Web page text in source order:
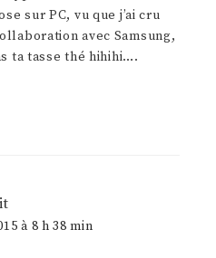
sur PC, vu que j’ai cru
avec Samsung,
ta tasse thé hihihi….
à 8 h 38 min